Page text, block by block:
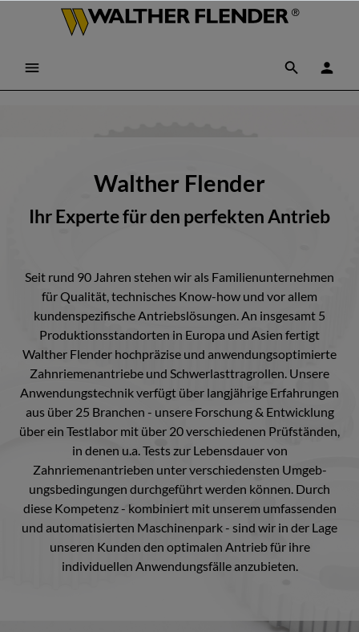
Walther Flender
Ihr Experte für den perfekten Antrieb
Seit rund 90 Jahren stehen wir als Familienunternehmen
für Qualität, technisches Know-how und vor allem
kundenspezifische Antriebslösungen. An insgesamt 5
Produktionsstandorten in Europa und Asien fertigt
Walther Flender hochpräzise und anwendungsoptimierte
Zahnriemenantriebe und Schwerlasttragrollen. Unsere
Anwendungstechnik verfügt über langjährige Erfahrungen
aus über 25 Branchen - unsere Forschung & Entwicklung
über ein Testlabor mit über 20 verschiedenen Prüfständen,
in denen u.a. Tests zur Lebensdauer von
Zahnriemenantrieben unter verschiedensten Umgeb-
ungsbedingungen durchgeführt werden können. Durch
diese Kompetenz - kombiniert mit unserem umfassenden
und automatisierten Maschinenpark - sind wir in der Lage
unseren Kunden den optimalen Antrieb für ihre
individuellen Anwendungsfälle anzubieten.